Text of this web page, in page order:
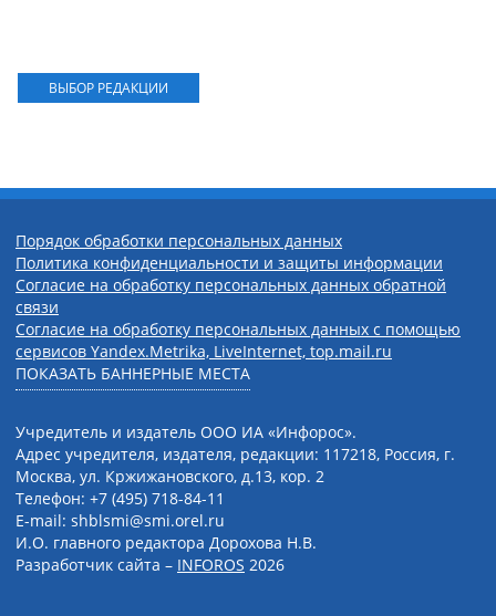
ВЫБОР РЕДАКЦИИ
Порядок обработки персональных данных
Политика конфиденциальности и защиты информации
Согласие на обработку персональных данных обратной
связи
Согласие на обработку персональных данных с помощью
сервисов Yandex.Metrika, LiveInternet, top.mail.ru
ПОКАЗАТЬ БАННЕРНЫЕ МЕСТА
Учредитель и издатель ООО ИА «Инфорос».
Адрес учредителя, издателя, редакции: 117218, Россия, г.
Москва, ул. Кржижановского, д.13, кор. 2
Телефон: +7 (495) 718-84-11
E-mail: shblsmi@smi.orel.ru
И.О. главного редактора Дорохова Н.В.
Разработчик сайта – INFOROS 2026